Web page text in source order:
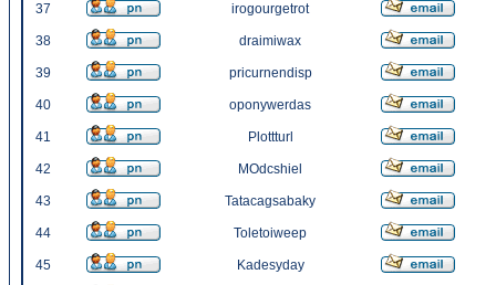
37 irogourgetrot
38 draimiwax
39 pricurnendisp
40 oponywerdas
41 Plottturl
42 MOdcshiel
43 Tatacagsabaky
44 Toletoiweep
45 Kadesyday